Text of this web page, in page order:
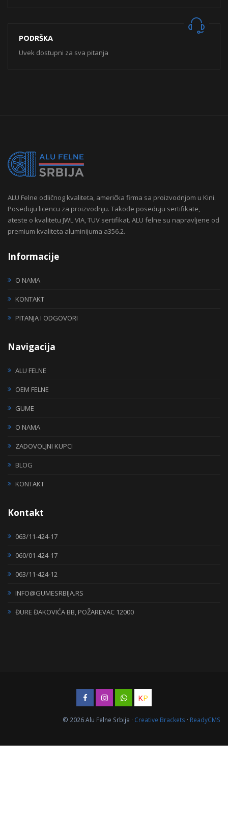
PODRŠKA
Uvek dostupni za sva pitanja
ALU Felne odličnog kvaliteta, američka firma sa proizvodnjom u Kini.
Poseduju licencu za proizvodnju. Takođe poseduju sertifikate,
ateste o kvalitetu JWL VIA, TUV sertifikat. ALU felne su napravljene od
premium kvaliteta aluminijuma a356.2.
Informacije
O NAMA
KONTAKT
PITANJA I ODGOVORI
Navigacija
ALU FELNE
OEM FELNE
GUME
O NAMA
ZADOVOLJNI KUPCI
BLOG
KONTAKT
Kontakt
063/11-424-17
060/01-424-17
063/11-424-12
INFO@GUMESRBIJA.RS
ĐURE ĐAKOVIĆA BB, POŽAREVAC 12000
KP
© 2026 Alu Felne Srbija · Creative Brackets · ReadyCMS